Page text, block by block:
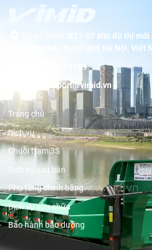
BT1-07 khu đô thị
Dương Nội, thành phố Hà Nội, Việt
19001089
support@vimid.vn
Trang chủ
Dịch vụ
Chuỗi trạm 3S
Dịch vụ sau bán
Phụ tùng chính hãng
Dịch vụ sửa chữa
Bảo hành bảo dưỡng